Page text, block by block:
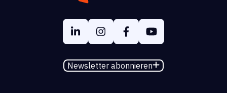
Newsletter abonnieren